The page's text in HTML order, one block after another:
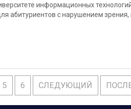
информационных
абитуриентов с нарушением
5 6 СЛЕДУЮЩИЙ